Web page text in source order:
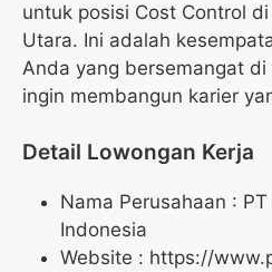
untuk posisi Cost Control
Utara. Ini adalah
Anda yang bersemangat
ingin membangun karier
Detail Lowongan Kerja
Nama Perusahaan :
Indonesia
Website : https://